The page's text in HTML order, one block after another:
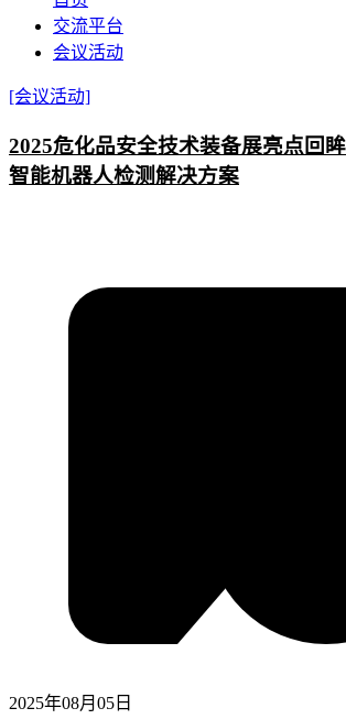
交流平台
会议活动
[会议活动]
2025危化品安全技术装备展亮点回
智能机器人检测解决方案
2025年08月05日